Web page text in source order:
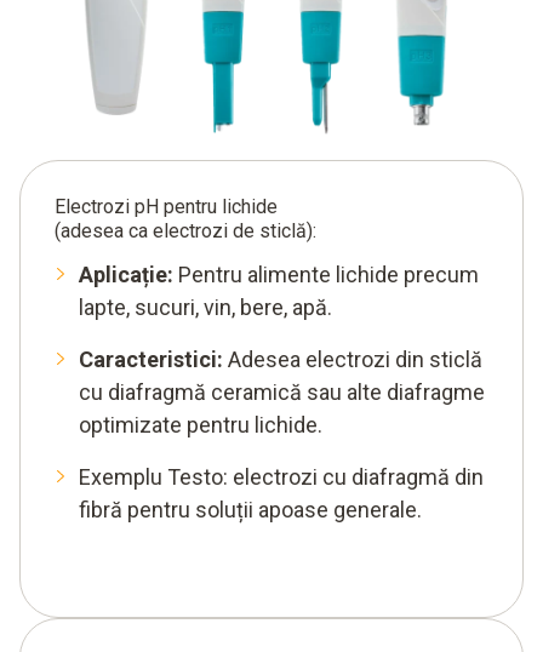
Electrozi pH pentru lichide
(adesea ca electrozi de sticlă):
Aplicație: Pentru alimente lichide precum
lapte, sucuri, vin, bere, apă.
Caracteristici: Adesea electrozi din sticlă
cu diafragmă ceramică sau alte diafragme
optimizate pentru lichide.
Exemplu Testo: electrozi cu diafragmă din
fibră pentru soluții apoase generale.